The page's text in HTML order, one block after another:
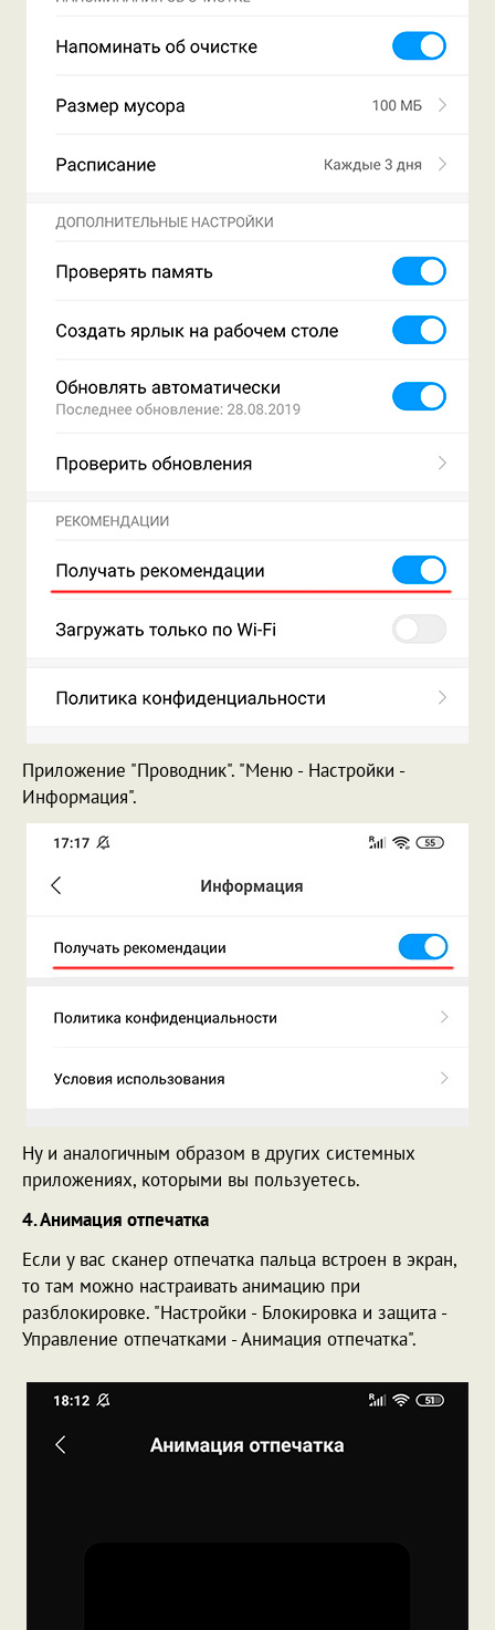
Приложение "Проводник". "Меню - Настройки -
Информация".
Ну и аналогичным образом в других системных
приложениях, которыми вы пользуетесь.
4. Анимация отпечатка
Если у вас сканер отпечатка пальца встроен в экран,
то там можно настраивать анимацию при
разблокировке. "Настройки - Блокировка и защита -
Управление отпечатками - Анимация отпечатка".